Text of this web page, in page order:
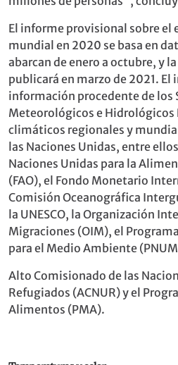
El informe provisional sobre el
mundial en 2020 se basa en
abarcan de enero a octubre, y
publicará en marzo de 2021.
información procedente de los
Meteorológicos e Hidrológicos
climáticos regionales y
las Naciones Unidas, entre
Naciones Unidas para la
(FAO), el Fondo Monetario
Comisión Oceanográfica
la UNESCO, la Organización
Migraciones (OIM), el
para el Medio Ambiente
Alto Comisionado de las
Refugiados (ACNUR) y el
Alimentos (PMA).